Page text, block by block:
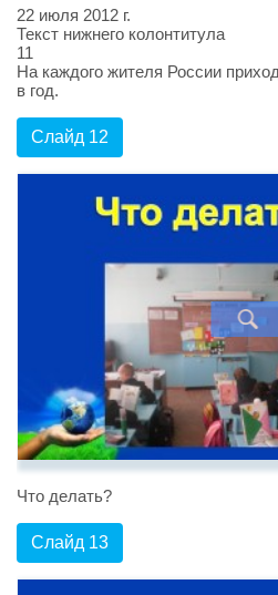
22 июля 2012 г.
Текст нижнего колонтитула
11
На каждого жителя России
в год.
Слайд 12
Что делать?
Слайд 13